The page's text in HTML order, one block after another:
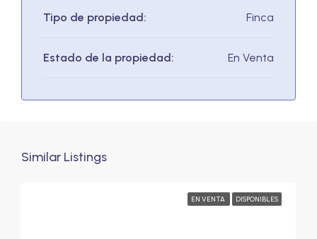
Tipo de propiedad: Finca
Estado de la propiedad: En Venta
Similar Listings
EN VENTA DISPONIBLES